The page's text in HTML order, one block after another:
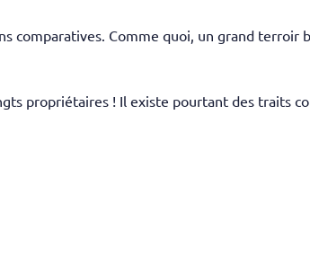
comparatives. Comme quoi, un grand
propriétaires ! Il existe pourtant des traits